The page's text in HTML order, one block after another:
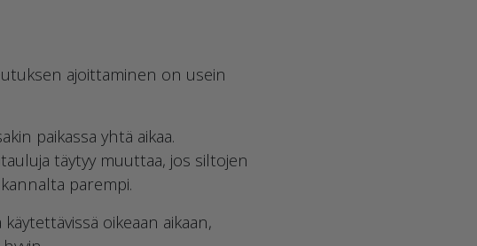
ajoittaminen on usein
paikassa yhtä aikaa.
täytyy muuttaa, jos siltojen
parempi.
oikeaan aikaan,